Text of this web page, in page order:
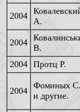
2004
А.
2004
В.
2004 Протц Р.
2004
Фоминых
и другие.